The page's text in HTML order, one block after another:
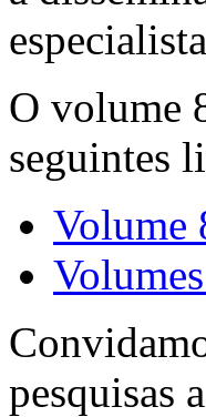
O volume
seguintes
Volume
pesquisas